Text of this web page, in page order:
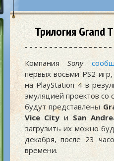
Трилогия Grand
КомпанияSony
первых восьми PS2-
на PlayStation 4 в
эмуляцией проектов со
будут представлены
Vice City и San
загрузить их можно
декабря, после 23
времени.